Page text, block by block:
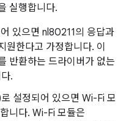
실행합니다.
있으면 nl80211의 응답과
한다고 가정합니다. 이
반환하는 드라이버가 없는
.
설정되어 있으면 Wi-Fi 모
니다. Wi-Fi 모듈은